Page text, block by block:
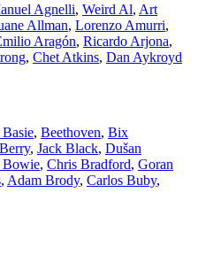
Agnelli, Weird Al, Art
Allman, Lorenzo Amurri,
Aragón, Ricardo Arjona,
, Chet Atkins, Dan Aykroyd
, Beethoven, Bix
, Jack Black, Dušan
, Chris Bradford, Goran
, Adam Brody, Carlos Buby,